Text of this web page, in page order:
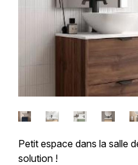
Petit espace dans la salle
solution !